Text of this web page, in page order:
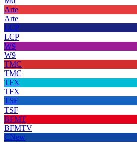
Arte
Arte
LCP
LCP
W9
W9
TMC
TMC
TFX
TFX
TSF
TSF
BFMT
BFMTV
CNew